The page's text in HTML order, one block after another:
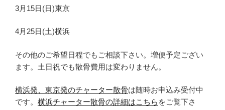
3月15日(日)東京
4月25日(土)横浜
その他のご希望日程でもご相談下さい。増便予定ござい
ます。土日祝でも散骨費用は変わりません。
横浜発、東京発のチャーター散骨は随時お申込み受付中
です。 横浜チャーター散骨の詳細はこちら をご覧下さ